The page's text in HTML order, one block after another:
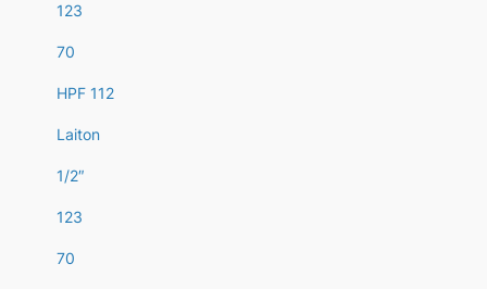
123
70
HPF 112
Laiton
1/2″
123
70